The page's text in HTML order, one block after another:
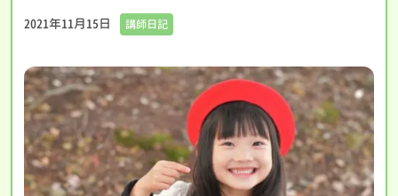
2021年11月15日 講師日記